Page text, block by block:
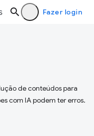
Fazer login
de conteúdos para
com IA podem ter erros.